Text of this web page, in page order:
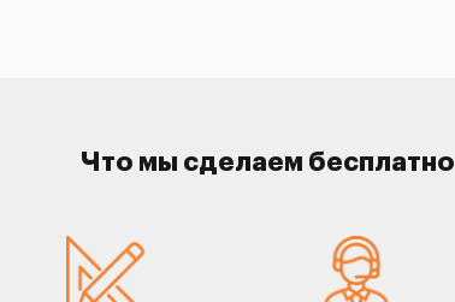
Что мы сделаем бесплатно